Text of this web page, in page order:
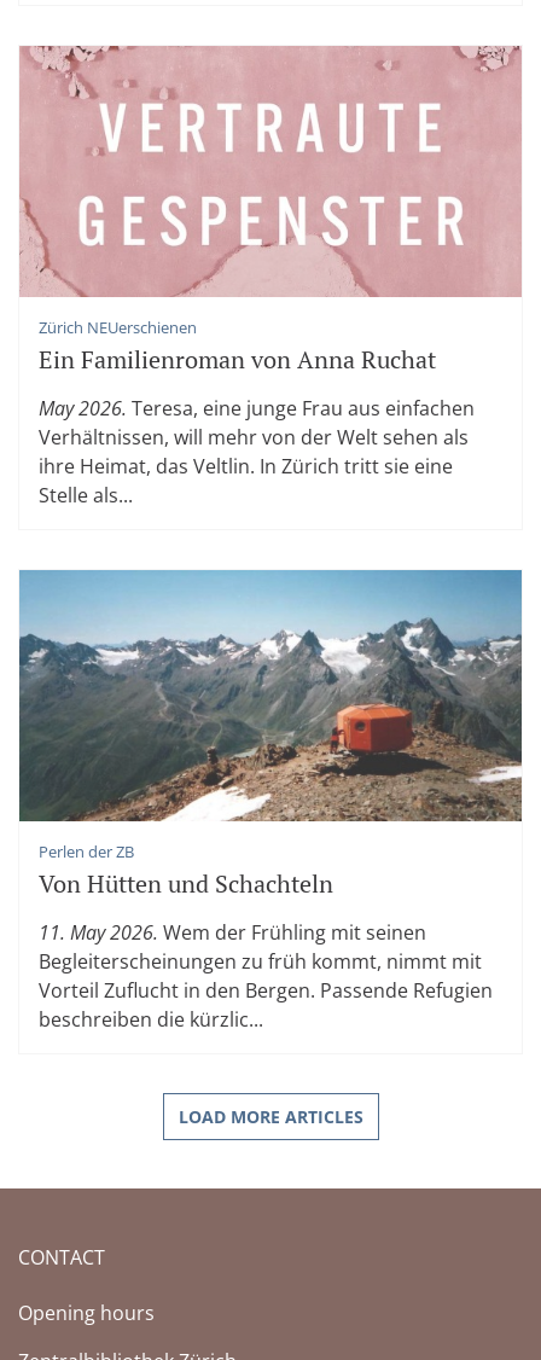
Zürich NEUerschienen
Ein Familienroman von Anna Ruchat
May 2026. Teresa, eine junge Frau aus einfachen
Verhältnissen, will mehr von der Welt sehen als
ihre Heimat, das Veltlin. In Zürich tritt sie eine
Stelle als...
Perlen der ZB
Von Hütten und Schachteln
11. May 2026. Wem der Frühling mit seinen
Begleiterscheinungen zu früh kommt, nimmt mit
Vorteil Zuflucht in den Bergen. Passende Refugien
beschreiben die kürzlic...
LOAD MORE ARTICLES
CONTACT
Opening hours